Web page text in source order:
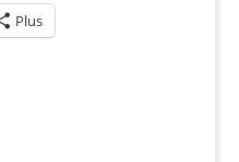
Plus